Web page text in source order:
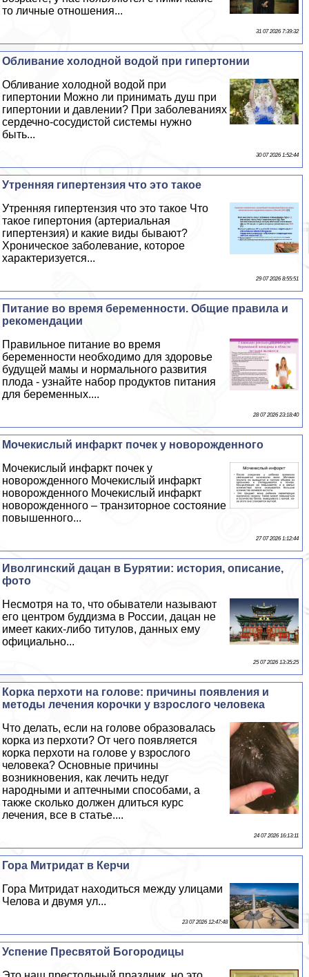
то личные отношения...
31 07 2026 7:39:32
Обливание холодной водой при гипертонии
Обливание холодной водой при
гипертонии Можно ли принимать душ при
гипертонии и давлении? При заболеваниях
сердечно-сосудистой системы нужно
быть...
30 07 2026 1:52:44
Утренняя гипертензия что это такое
Утренняя гипертензия что это такое Что
такое гипертония (артериальная
гипертензия) и какие виды бывают?
Хроническое заболевание, которое
хаpaктеризуется...
29 07 2026 8:55:51
Питание во время беременности. Общие правила и
рекомендации
Правильное питание во время
беременности необходимо для здоровье
будущей мамы и нормального развития
плода - узнайте набор продуктов питания
для беременных....
28 07 2026 23:18:40
Мочекислый инфаркт почек у новорожденного
Мочекислый инфаркт почек у
новорожденного Мочекислый инфаркт
новорожденного Мочекислый инфаркт
новорожденного – транзиторное состояние
повышенного...
27 07 2026 1:12:44
Иволгинский дацан в Бурятии: история, описание,
фото
Несмотря на то, что обыватели называют
его центром буддизма в России, дацан не
имеет каких-либо титулов, данных ему
официально...
25 07 2026 13:35:25
Корка перхоти на голове: причины появления и
методы лечения корочки у взрослого человека
Что делать, если на голове образовалась
корка из перхоти? От чего появляется
корка перхоти на голове у взрослого
человека? Основные причины
возникновения, как лечить недуг
народными и аптечными способами, а
также сколько должен длиться курс
лечения, все в статье....
24 07 2026 16:13:11
Гора Митридат в Керчи
Гора Митридат находиться между улицами
Челова и двумя ул...
23 07 2026 12:47:48
Успение Пресвятой Богородицы